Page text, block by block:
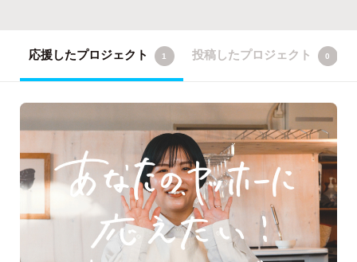
応援したプロジェクト 1 投稿したプロジェクト 0